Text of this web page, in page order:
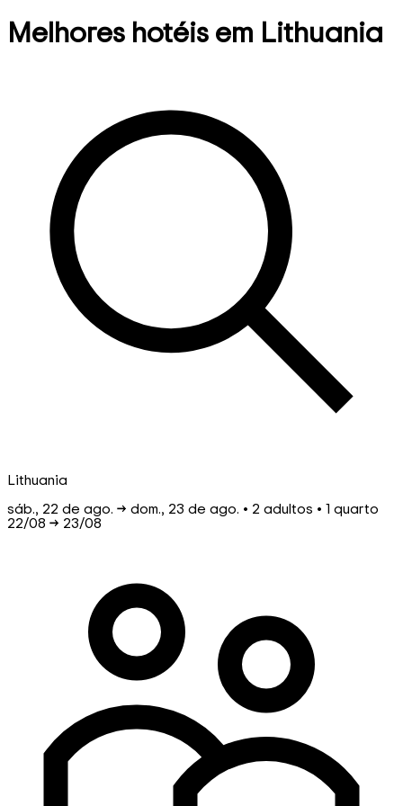
Melhores hotéis em Lithuania
Lithuania
sáb., 22 de ago. → dom., 23 de ago. • 2 adultos • 1 quarto
22/08 → 23/08